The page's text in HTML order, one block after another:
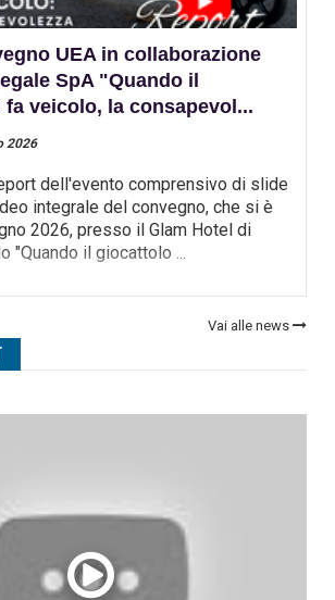
UEA in collaborazione
SpA "Quando il
veicolo, la consapevol...
2026
dell'evento comprensivo di slide
integrale del convegno, che si è
2026, presso il Glam Hotel di
"Quando il giocattolo
Vai alle news